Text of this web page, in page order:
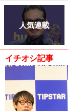
人気連載
イチオシ記事